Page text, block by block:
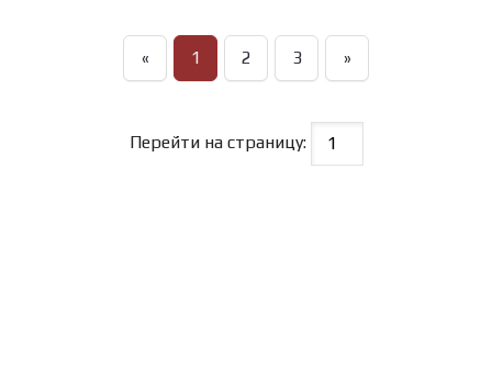
« 1 2 3 »
Перейти на страницу: